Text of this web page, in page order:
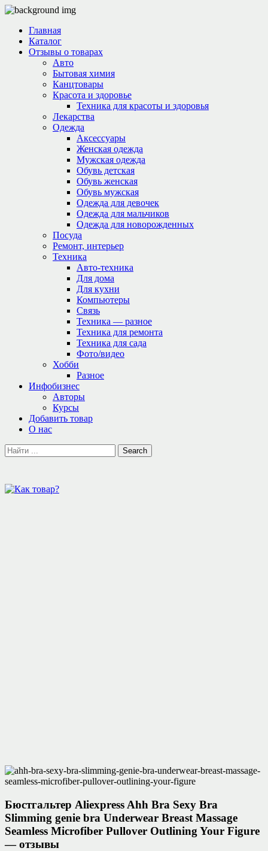
Главная
Каталог
Отзывы о товарах
Авто
Бытовая химия
Канцтовары
Красота и здоровье
Техника для красоты и здоровья
Лекарства
Одежда
Аксессуары
Женская одежда
Мужская одежда
Обувь детская
Обувь женская
Обувь мужская
Одежда для девочек
Одежда для мальчиков
Одежда для новорожденных
Посуда
Ремонт, интерьер
Техника
Авто-техника
Для дома
Для кухни
Компьютеры
Связь
Техника — разное
Техника для ремонта
Техника для сада
Фото/видео
Хобби
Разное
Инфобизнес
Авторы
Курсы
Добавить товар
О нас
Бюстгальтер Aliexpress Ahh Bra Sexy Bra
Slimming genie bra Underwear Breast Massage
Seamless Microfiber Pullover Outlining Your Figure
— отзывы